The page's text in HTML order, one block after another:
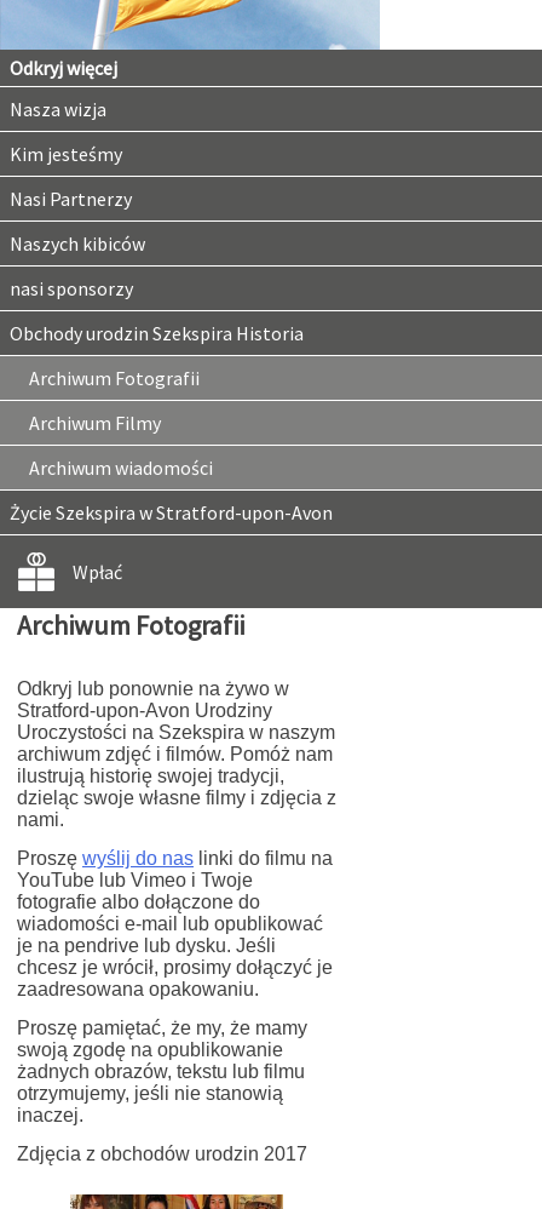
Odkryj więcej
Nasza wizja
Kim jesteśmy
Nasi Partnerzy
Naszych kibiców
nasi sponsorzy
Obchody urodzin Szekspira Historia
Archiwum Fotografii
Archiwum Filmy
Archiwum wiadomości
Życie Szekspira w Stratford-upon-Avon
Wpłać
Archiwum Fotografii
Odkryj lub ponownie na żywo w
Stratford-upon-Avon Urodziny
Uroczystości na Szekspira w naszym
archiwum zdjęć i filmów. Pomóż nam
ilustrują historię swojej tradycji,
dzieląc swoje własne filmy i zdjęcia z
nami.
Proszę wyślij do nas linki do filmu na
YouTube lub Vimeo i Twoje
fotografie albo dołączone do
wiadomości e-mail lub opublikować
je na pendrive lub dysku. Jeśli
chcesz je wrócił, prosimy dołączyć je
zaadresowana opakowaniu.
Proszę pamiętać, że my, że mamy
swoją zgodę na opublikowanie
żadnych obrazów, tekstu lub filmu
otrzymujemy, jeśli nie stanowią
inaczej.
Zdjęcia z obchodów urodzin 2017